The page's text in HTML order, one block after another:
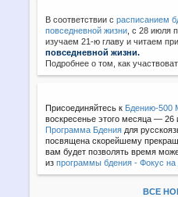
В соответствии с расписанием
повседневной жизни с 28 июля
изучаем 21-ю главу и читаем
повседневной жизни.
Подробнее о том, как
Присоединяйтесь к Бдению-500
воскресенье этого месяца — 26
Программа Бдения для
посвящена скорейшему
вам будет позволять время
изпрограммы бдения - Фокус на
ВСЕ